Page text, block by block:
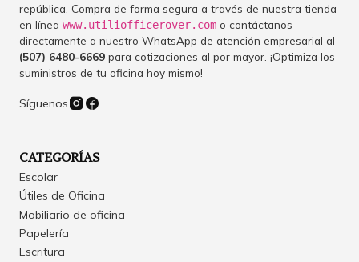
república. Compra de forma segura a través de nuestra tienda
en línea www.utiliofficerover.com o contáctanos
directamente a nuestro WhatsApp de atención empresarial al
(507) 6480-6669 para cotizaciones al por mayor. ¡Optimiza los
suministros de tu oficina hoy mismo!
Síguenos
CATEGORÍAS
Escolar
Útiles de Oficina
Mobiliario de oficina
Papelería
Escritura